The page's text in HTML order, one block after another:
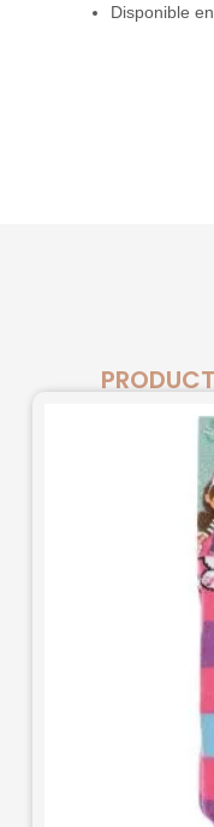
Disponible